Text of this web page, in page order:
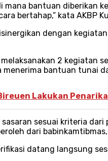
mana bantuan diberikan
bertahap,” kata AKBP
dengan
2 kegiatan
bantuan tunai
Lakukan
sesuai kriteria
dari
datang langsung